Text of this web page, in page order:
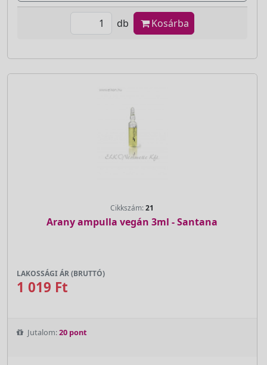
db Kosárba
Cikkszám:21
Arany ampulla vegán 3ml - Santana
LAKOSSÁGI ÁR (BRUTTÓ)
1 019 Ft
Jutalom:20 pont